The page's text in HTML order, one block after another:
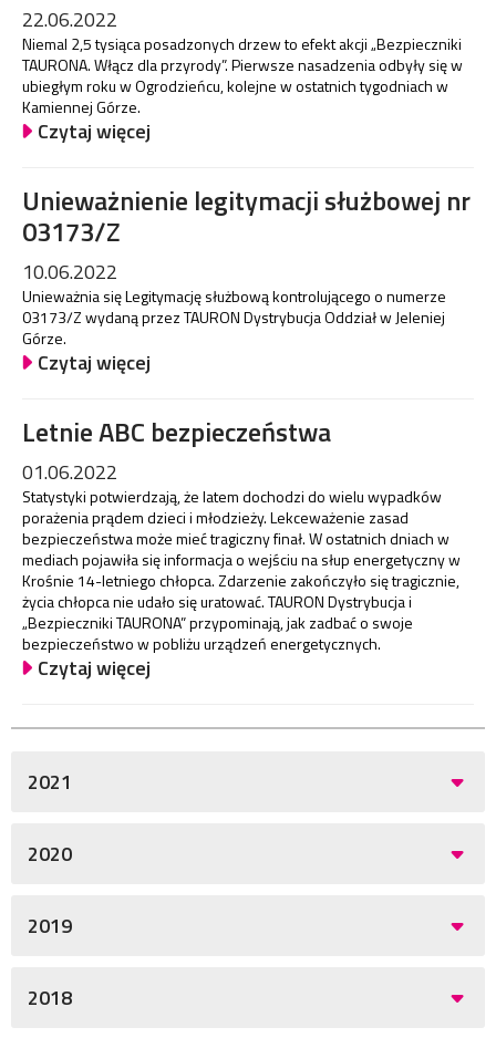
22.06.2022
Niemal 2,5 tysiąca posadzonych drzew to efekt akcji „Bezpieczniki
TAURONA. Włącz dla przyrody”. Pierwsze nasadzenia odbyły się w
ubiegłym roku w Ogrodzieńcu, kolejne w ostatnich tygodniach w
Kamiennej Górze.
Czytaj więcej
Unieważnienie legitymacji służbowej nr
03173/Z
10.06.2022
Unieważnia się Legitymację służbową kontrolującego o numerze
03173/Z wydaną przez TAURON Dystrybucja Oddział w Jeleniej
Górze.
Czytaj więcej
Letnie ABC bezpieczeństwa
01.06.2022
Statystyki potwierdzają, że latem dochodzi do wielu wypadków
porażenia prądem dzieci i młodzieży. Lekceważenie zasad
bezpieczeństwa może mieć tragiczny finał. W ostatnich dniach w
mediach pojawiła się informacja o wejściu na słup energetyczny w
Krośnie 14-letniego chłopca. Zdarzenie zakończyło się tragicznie,
życia chłopca nie udało się uratować. TAURON Dystrybucja i
„Bezpieczniki TAURONA” przypominają, jak zadbać o swoje
bezpieczeństwo w pobliżu urządzeń energetycznych.
Czytaj więcej
2021
2020
2019
2018